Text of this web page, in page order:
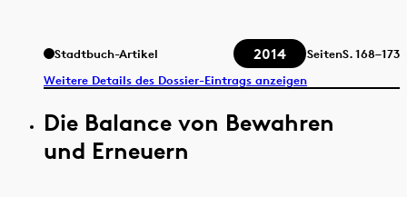
Stadtbuch-Artikel 2014 SeitenS.168–173
Weitere Details des Dossier-Eintrags anzeigen
Die Balance von Bewahren
und Erneuern